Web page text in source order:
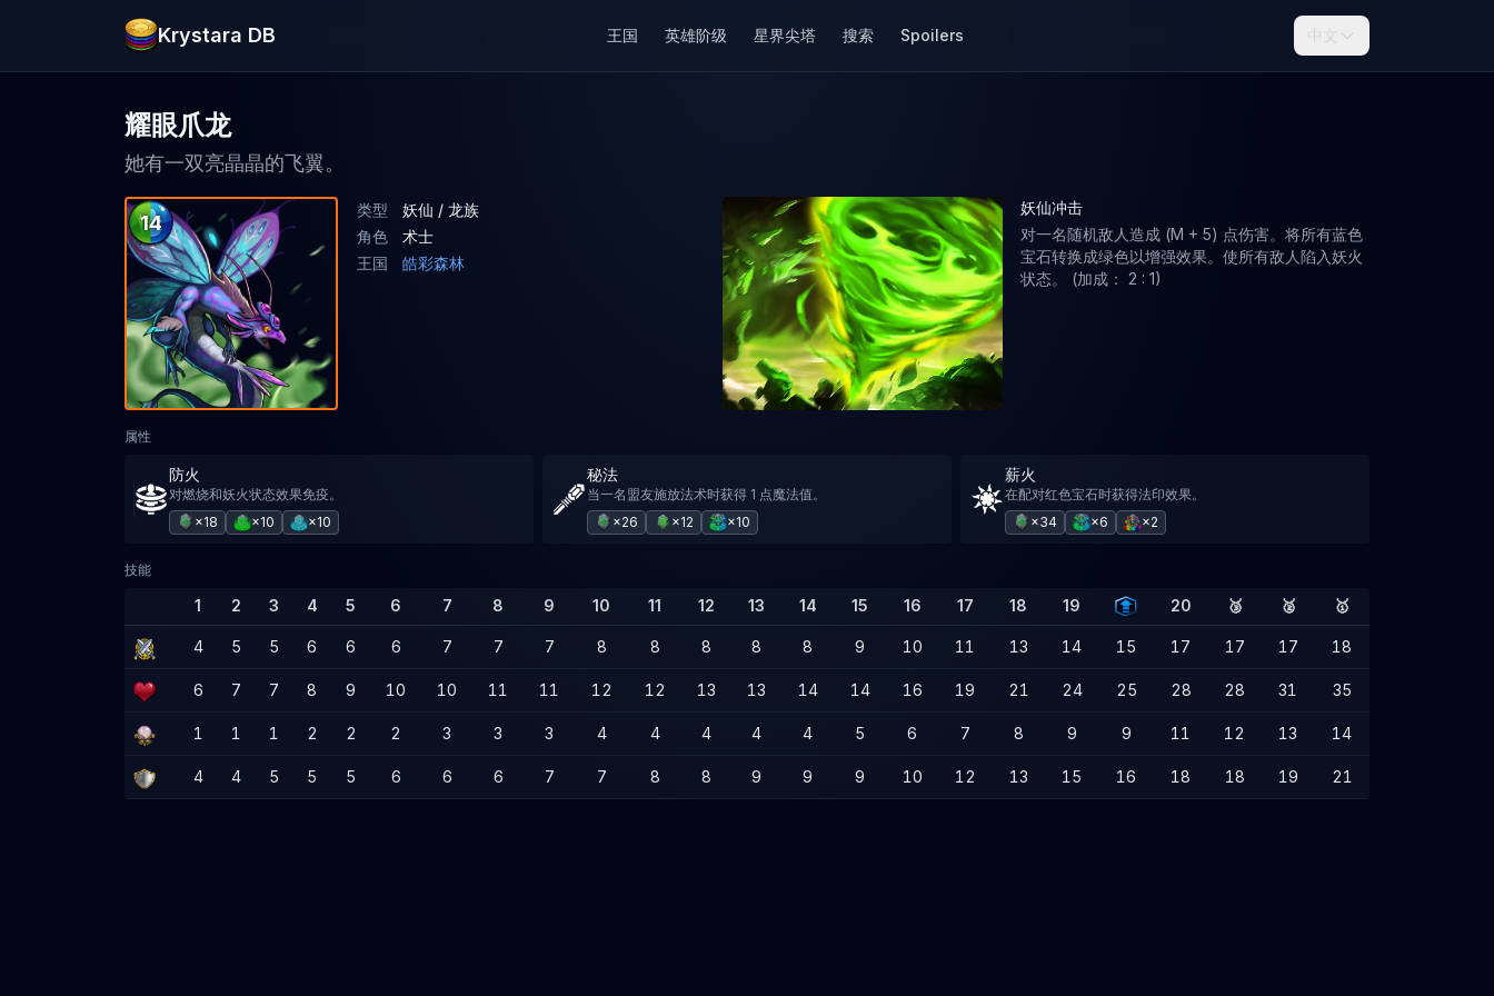
Krystara DB 王国 英雄阶级 星界尖塔 搜索 Spoilers 中文
耀眼爪龙
她有一双亮晶晶的飞翼。
14
类型
妖仙 / 龙族
角色
术士
王国
皓彩森林
妖仙冲击
对一名随机敌人造成 (M + 5) 点伤害。将所有蓝色
宝石转换成绿色以增强效果。使所有敌人陷入妖火
状态。 (加成： 2 : 1)
属性
防火
对燃烧和妖火状态效果免疫。
×18
×10 ×10
秘法
当一名盟友施放法术时获得 1 点魔法值。
×26
×12 ×10
薪火
在配对红色宝石时获得法印效果。
×34
×6 ×2
技能
1 2 3 4 5 6 7 8 9 10 11 12 13 14 15 16 17 18 19 20 🥉 🥈 🥇
4 5 5 6 6 6 7 7 7 8 8 8 8 8 9 10 11 13 14 15 17 17 17 18
6 7 7 8 9 10 10 11 11 12 12 13 13 14 14 16 19 21 24 25 28 28 31 35
1 1 1 2 2 2 3 3 3 4 4 4 4 4 5 6 7 8 9 9 11 12 13 14
4 4 5 5 5 6 6 6 7 7 8 8 9 9 9 10 12 13 15 16 18 18 19 21